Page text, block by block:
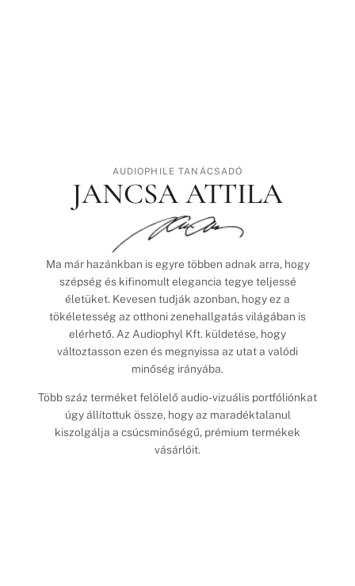
AUDIOPHILE TANÁCSADÓ
JANCSA ATTILA
Ma már hazánkban is egyre többen adnak arra, hogy
szépség és kifinomult elegancia tegye teljessé
életüket. Kevesen tudják azonban, hogy ez a
tökéletesség az otthoni zenehallgatás világában is
elérhető. Az Audiophyl Kft. küldetése, hogy
változtasson ezen és megnyissa az utat a valódi
minőség irányába.
Több száz terméket felölelő audio-vizuális portfóliónkat
úgy állítottuk össze, hogy az maradéktalanul
kiszolgálja a csúcsminőségű, prémium termékek
vásárlóit.